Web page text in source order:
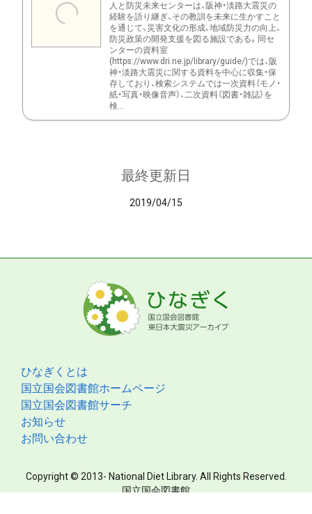
人と防災未来センターは、阪神・淡路大震災の
経験を語り継ぎ、その教訓を未来に生かすこと
を通じて、災害文化の形成、地域防災力の向上、
防災政策の開発支援を図る施設である。同セ
ンターの資料室
(https://www.dri.ne.jp/library/guide/)では、阪
神・淡路大震災に関する資料を中心に収集・保
存しており、検索システムでは一次資料（モノ・
紙・写真・映像音声）、二次資料（図書・雑誌）を
検...
最終更新日
2019/04/15
ひなぎくとは
国立国会図書館ホームページ
国立国会図書館サーチ
お知らせ
お問い合わせ
Copyright © 2013- National Diet Library. All Rights Reserved.